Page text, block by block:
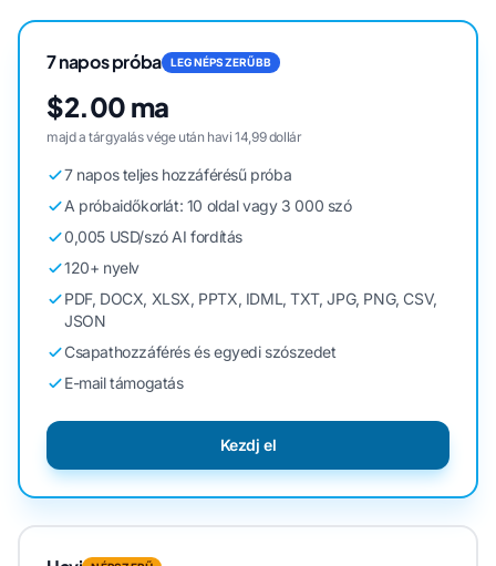
7 napos próba LEGNÉPSZERŰBB
$2.00 ma
majd a tárgyalás vége után havi 14,99 dollár
7 napos teljes hozzáférésű próba
A próbaidőkorlát: 10 oldal vagy 3 000 szó
0,005 USD/szó AI fordítás
120+ nyelv
PDF, DOCX, XLSX, PPTX, IDML, TXT, JPG, PNG, CSV,
JSON
Csapathozzáférés és egyedi szószedet
E-mail támogatás
Kezdj el